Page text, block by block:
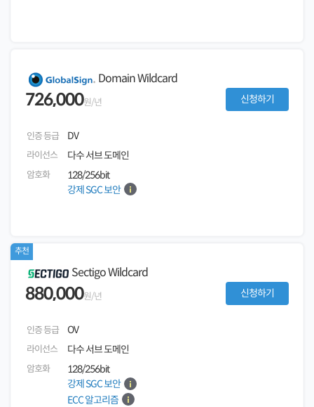
Domain Wildcard
726,000원/년 신청하기
인증 등급 DV
라이선스 다수 서브 도메인
암호화
128/256bit
강제 SGC 보안
추천
Sectigo Wildcard
880,000원/년 신청하기
인증 등급 OV
라이선스 다수 서브 도메인
암호화
128/256bit
강제 SGC 보안
ECC 알고리즘